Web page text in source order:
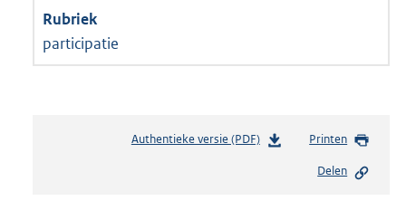
participatie
Authentieke versie (PDF)b
Printen
Delen